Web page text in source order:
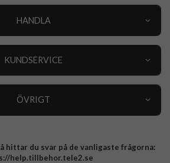
HANDLA
KUNDSERVICE
ÖVRIGT
hittar du svar på de vanligaste frågorna:
help.tillbehor.tele2.se